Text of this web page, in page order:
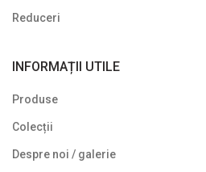
Ierburi ornamentale
Reduceri
INFORMAȚII UTILE
Produse
Colecții
Despre noi / galerie